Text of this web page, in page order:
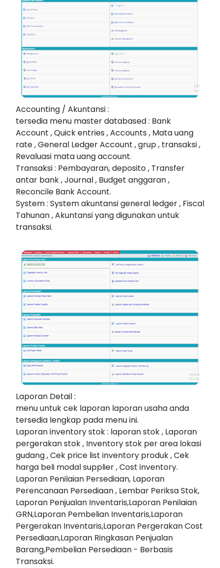
Accounting / Akuntansi :
tersedia menu master databased : Bank
Account , Quick entries , Accounts , Mata uang
rate , General Ledger Account , grup , transaksi ,
Revaluasi mata uang account.
Transaksi : Pembayaran, deposito , Transfer
antar bank , Journal , Budget anggaran ,
Reconcile Bank Account.
System : System akuntansi general ledger , Fiscal
Tahunan , Akuntansi yang digunakan untuk
transaksi.
Laporan Detail :
menu untuk cek laporan laporan usaha anda
tersedia lengkap pada menu ini.
Laporan inventory stok : laporan stok , Laporan
pergerakan stok , Inventory stok per area lokasi
gudang , Cek price list inventory produk , Cek
harga beli modal supplier , Cost inventory.
Laporan Penilaian Persediaan, Laporan
Perencanaan Persediaan , Lembar Periksa Stok,
Laporan Penjualan Inventaris,Laporan Penilaian
GRN,Laporan Pembelian Inventaris,Laporan
Pergerakan Inventaris,Laporan Pergerakan Cost
Persediaan,Laporan Ringkasan Penjualan
Barang,Pembelian Persediaan - Berbasis
Transaksi.